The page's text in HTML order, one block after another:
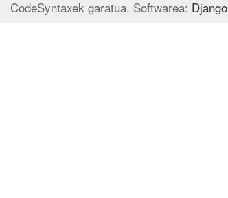
CodeSyntaxek garatua. Softwarea: Django